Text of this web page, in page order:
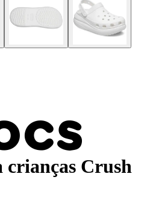
crianças Crush